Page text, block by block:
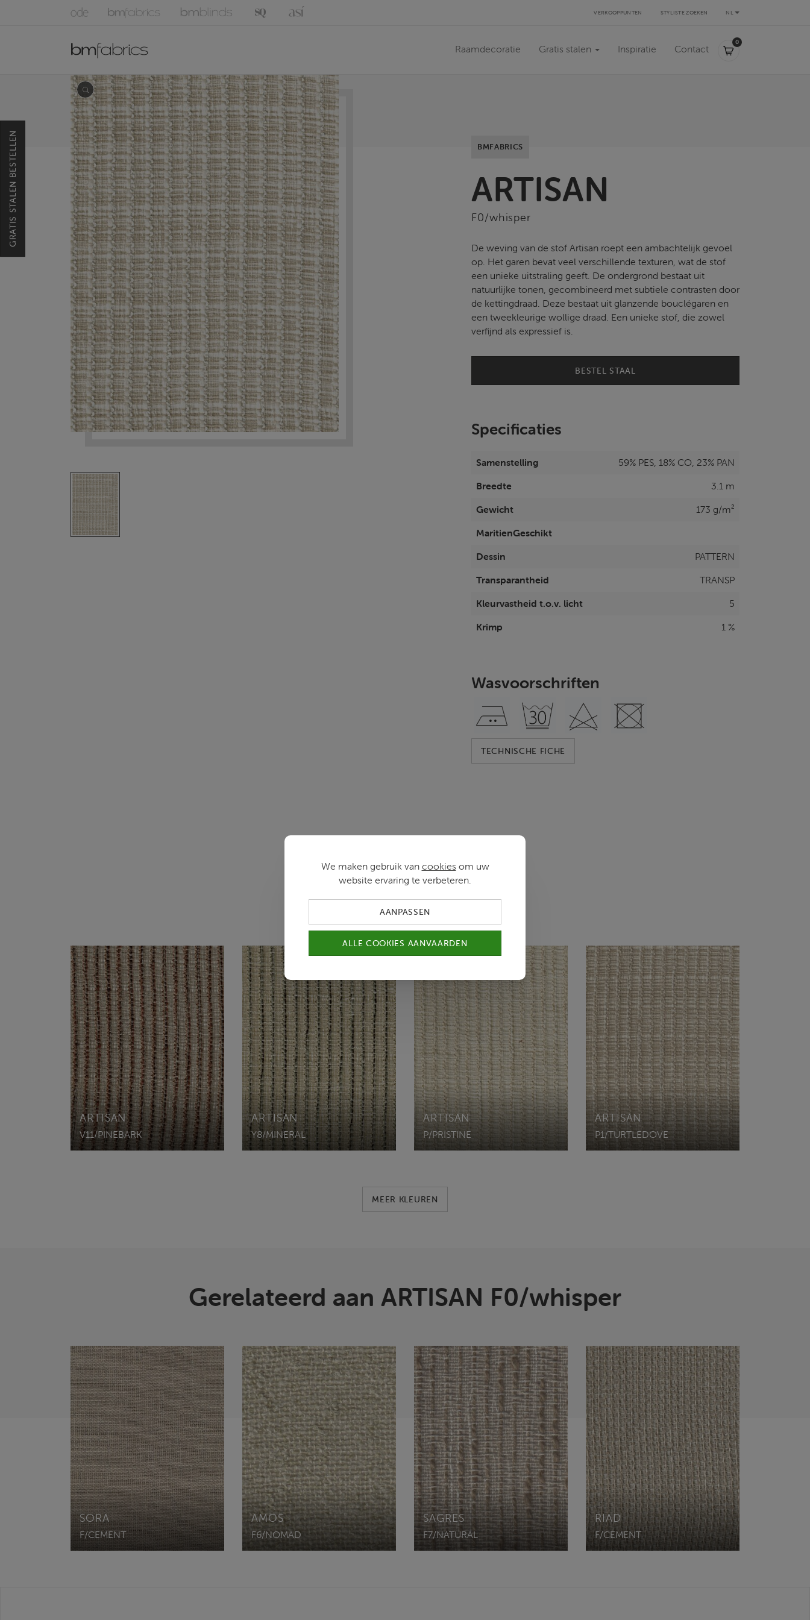
NL
VERKOOPPUNTEN STYLISTE ZOEKEN
Raamdecoratie Gratis stalen Inspiratie Contact
00,00 €
BMFABRICS
ARTISAN
F0/whisper
De weving van de stof Artisan roept een ambachtelijk gevoel
op. Het garen bevat veel verschillende texturen, wat de stof
een unieke uitstraling geeft. De ondergrond bestaat uit
natuurlijke tonen, gecombineerd met subtiele contrasten door
de kettingdraad. Deze bestaat uit glanzende bouclégaren en
een tweekleurige wollige draad. Een unieke stof, die zowel
verfijnd als expressief is.
BESTEL STAAL
Specificaties
Samenstelling
59% PES, 18% CO, 23% PAN
Breedte
3.1 m
Gewicht
173 g/m²
MaritienGeschikt
Dessin
PATTERN
Transparantheid
TRANSP
Kleurvastheid t.o.v. licht
5
Krimp
1 %
Wasvoorschriften
TECHNISCHE FICHE
Kleurvarianten
ARTISAN
V11/PINEBARK
ARTISAN
Y8/MINERAL
ARTISAN
P/PRISTINE
ARTISAN
P1/TURTLEDOVE
MEER KLEUREN
Gerelateerd aan ARTISAN F0/whisper
SORA
F/CEMENT
AMOS
F6/NOMAD
SAGRES
F7/NATURAL
RIAD
F/CEMENT
GRATIS STALEN BESTELLEN
We maken gebruik van cookiesom uw
website ervaring te verbeteren.
AANPASSEN
ALLE COOKIES AANVAARDEN